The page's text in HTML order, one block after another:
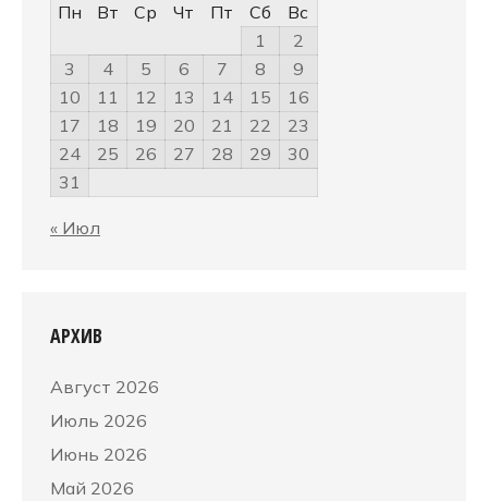
Пн
Вт Ср Чт Пт Сб
Вс
1
2
3
4 5 6 7 8
9
10
11 12 13 14 15
16
17
18 19 20 21 22
23
24
25 26 27 28 29
30
31
« Июл
АРХИВ
Август 2026
Июль 2026
Июнь 2026
Май 2026